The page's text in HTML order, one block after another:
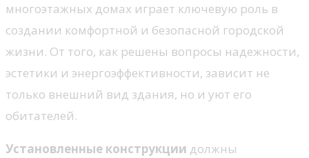
многоэтажных домах играет ключевую роль в
создании комфортной и безопасной городской
жизни. От того, как решены вопросы надежности,
эстетики и энергоэффективности, зависит не
только внешний вид здания, но и уют его
обитателей.
Установленные конструкции должны